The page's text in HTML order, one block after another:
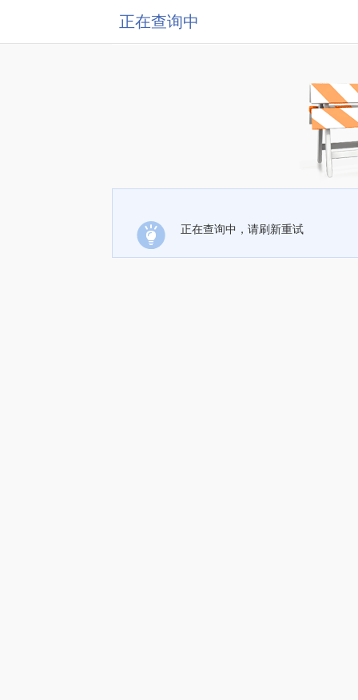
正在查询中
正在查询中，请刷新重试